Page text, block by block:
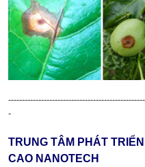
-
TRUNG TÂM PHÁT
CAO NANOTECH